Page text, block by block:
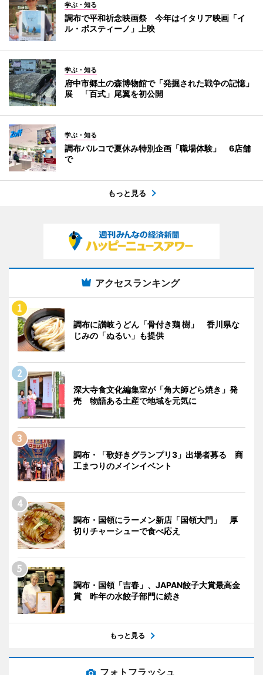
学ぶ・知る
調布で平和祈念映画祭 今年はイタリア映画「イ
ル・ポスティーノ」上映
学ぶ・知る
府中市郷土の森博物館で「発掘された戦争の記憶」
展 「百式」尾翼を初公開
学ぶ・知る
調布パルコで夏休み特別企画「職場体験」 6店舗
で
もっと見る
アクセスランキング
調布に讃岐うどん「骨付き鶏 樹」 香川県な
じみの「ぬるい」も提供
深大寺食文化編集室が「角大師どら焼き」発
売 物語ある土産で地域を元気に
調布・「歌好きグランプリ3」出場者募る 商
工まつりのメインイベント
調布・国領にラーメン新店「国領大門」 厚
切りチャーシューで食べ応え
調布・国領「吉春」、JAPAN餃子大賞最高金
賞 昨年の水餃子部門に続き
もっと見る
フォトフラッシュ